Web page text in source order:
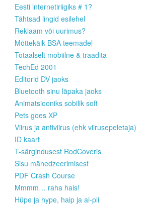
Eesti internetiriigiks # 1?
Tähtsad lingid esilehel
Reklaam või uurimus?
Mõttekäik BSA teemadel
Totaalselt mobiilne & traadita
TechEd 2001
Editorid DV jaoks
Bluetooth sinu läpaka jaoks
Animatsiooniks sobilik soft
Pets goes XP
Viirus ja antiviirus (ehk viirusepeletaja)
ID kaart
T-särgindusest RodCoveris
Sisu mänedzeerimisest
PDF Crash Course
Mmmm… raha hais!
Hüpe ja hype, haip ja ai-pii